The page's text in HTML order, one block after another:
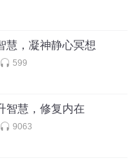
慧，凝神静心冥想
599
智慧，修复内在
9063